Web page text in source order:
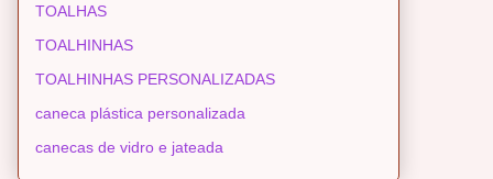
TOALHAS
TOALHINHAS
TOALHINHAS PERSONALIZADAS
caneca plástica personalizada
canecas de vidro e jateada